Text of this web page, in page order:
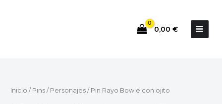
0,00 €
Inicio / Pins / Personajes / Pin Rayo Bowie con ojito
Bowie